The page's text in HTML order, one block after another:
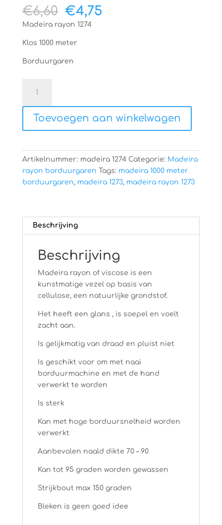
€6,60 Oorspronkelijke
prijs
€6,60.
€4,75Huidige
Madeira rayon 1274
Klos 1000 meter
Borduurgaren
rayon
1274
aantal
Toevoegen aan winkelwagen
Artikelnummer: madeira 1274 Categorie: Madeira
rayon borduurgaren Tags: madeira 1000 meter
borduurgaren, madeira 1273, madeira rayon 1273
Beschrijving
Beschrijving
Madeira rayon of viscose is een
kunstmatige vezel op basis van
cellulose, een natuurlijke grondstof.
Het heeft een glans , is soepel en voelt
zacht aan.
Is gelijkmatig van draad en pluist niet
Is geschikt voor om met naai
borduurmachine en met de hand
verwerkt te worden
Is sterk
Kan met hoge borduursnelheid worden
verwerkt
Aanbevolen naald dikte 70 – 90
Kan tot 95 graden worden gewassen
Strijkbout max 150 graden
Bleken is geen goed idee